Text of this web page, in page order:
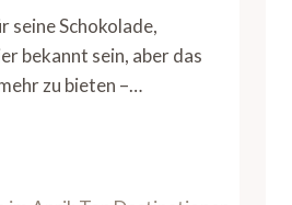
seine Schokolade,
bekannt sein, aber das
zu bieten –…